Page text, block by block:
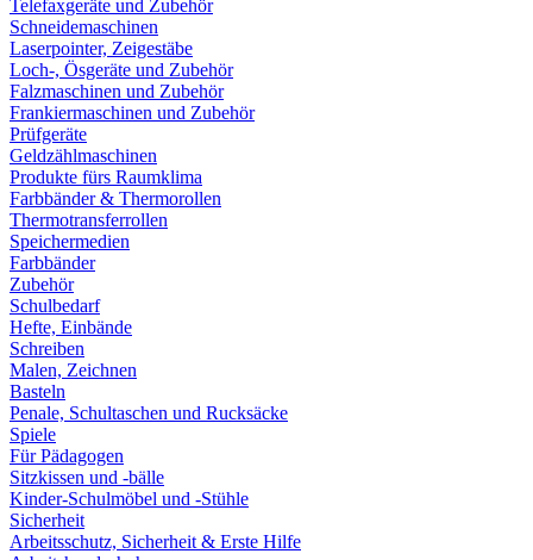
Telefaxgeräte und Zubehör
Schneidemaschinen
Laserpointer, Zeigestäbe
Loch-, Ösgeräte und Zubehör
Falzmaschinen und Zubehör
Frankiermaschinen und Zubehör
Prüfgeräte
Geldzählmaschinen
Produkte fürs Raumklima
Farbbänder & Thermorollen
Thermotransferrollen
Speichermedien
Farbbänder
Zubehör
Schulbedarf
Hefte, Einbände
Schreiben
Malen, Zeichnen
Basteln
Penale, Schultaschen und Rucksäcke
Spiele
Für Pädagogen
Sitzkissen und -bälle
Kinder-Schulmöbel und -Stühle
Sicherheit
Arbeitsschutz, Sicherheit & Erste Hilfe